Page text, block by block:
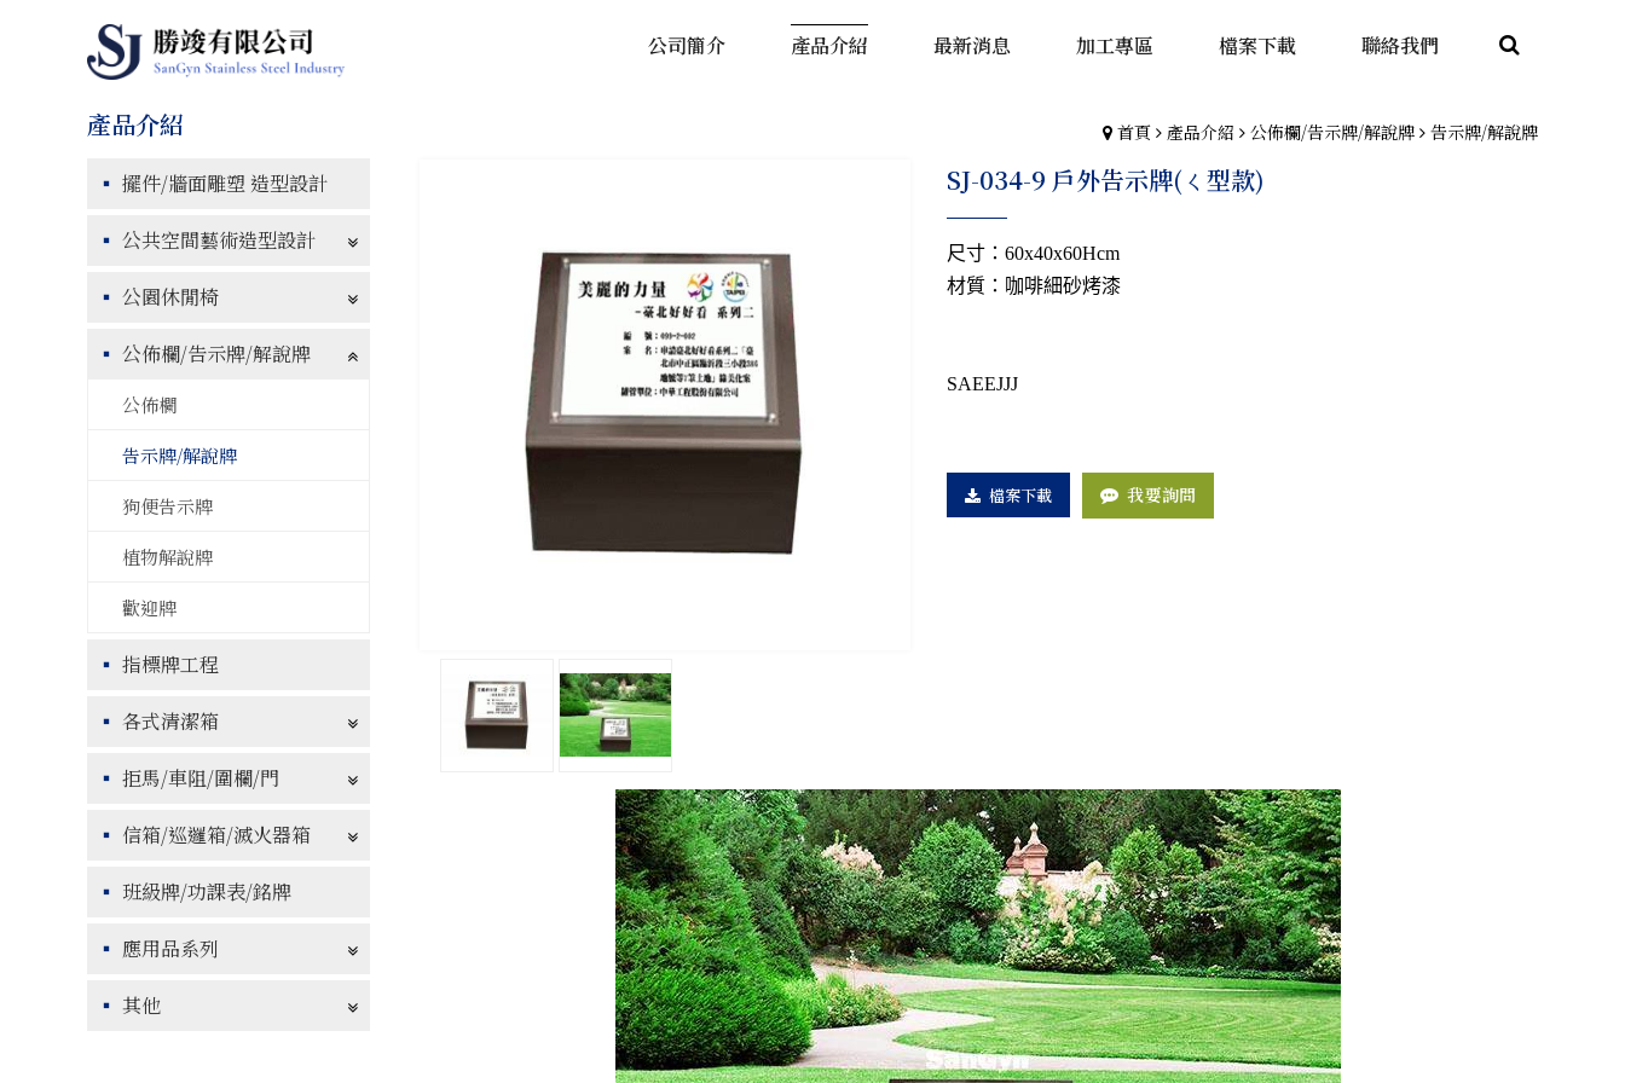
公司簡介 產品介紹 最新消息 加工專區 檔案下載 聯絡我們
首頁 產品介紹 公佈欄/告示牌/解說牌 告示牌/解說牌
擺件/牆面雕塑 造型設計
公共空間藝術造型設計
公園休閒椅
公佈欄/告示牌/解說牌
公佈欄
告示牌/解說牌
狗便告示牌
植物解說牌
歡迎牌
指標牌工程
各式清潔箱
拒馬/車阻/圍欄/門
信箱/巡邏箱/滅火器箱
班級牌/功課表/銘牌
應用品系列
其他
​SJ-034-9 戶外告示牌(ㄑ型款)
尺寸：60x40x60Hcm
材質：咖啡細砂烤漆
SAEEJJJ
檔案下載 我要詢問